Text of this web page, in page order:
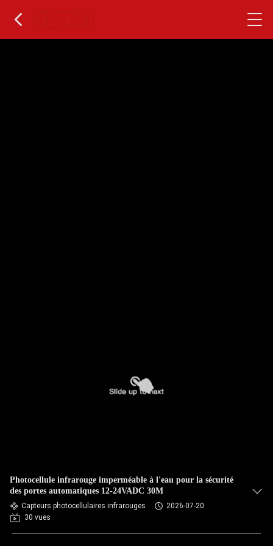
Photocellule infrarouge imperméable à l'eau pour la sécurité
des portes automatiques 12-24VADC 30M
Capteurs photocellulaires infrarouges
2026-07-20
30 vues